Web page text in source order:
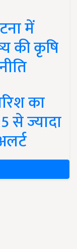
में
की कृषि
का
से ज्यादा